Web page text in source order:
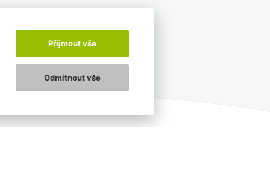
Přijmout vše
Odmítnout vše